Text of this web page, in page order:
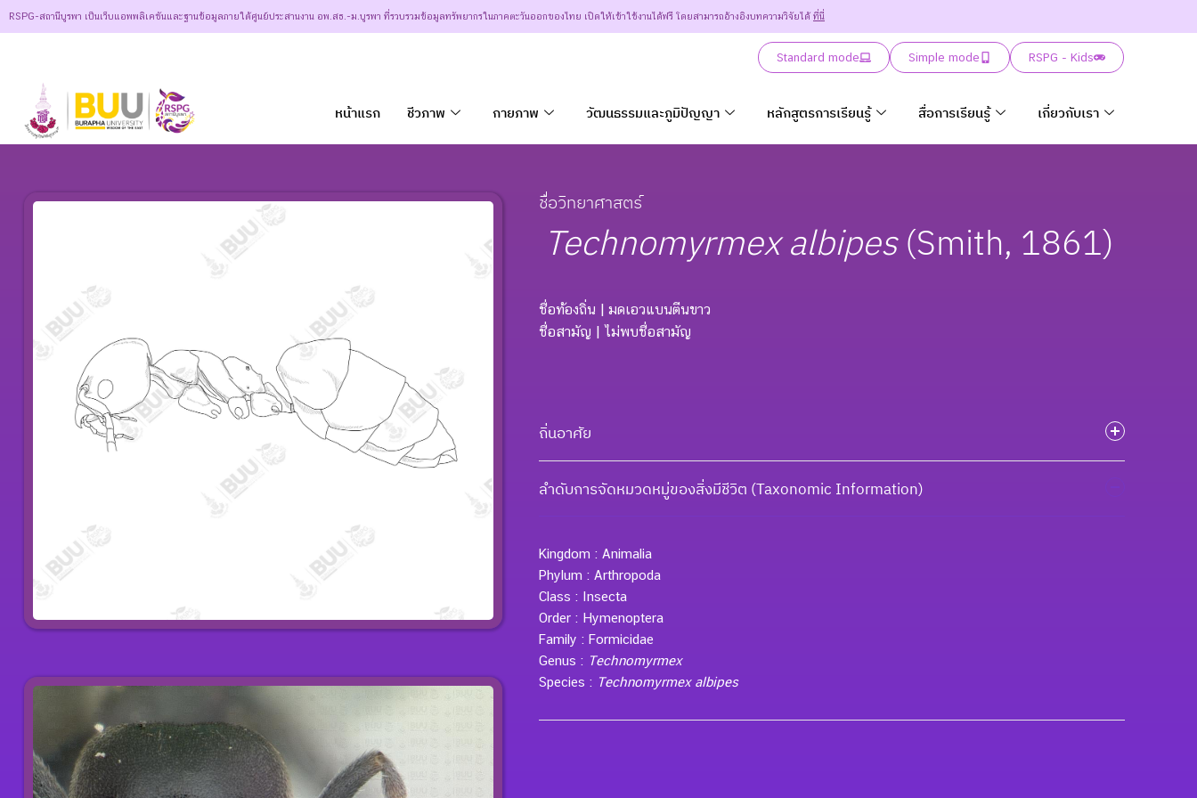
RSPG-สถานีบูรพา เป็นเว็บแอพพลิเคชันและฐานข้อมูลภายใต้ศูนย์ประสานงาน อพ.สธ.-ม.บูรพา ที่รวบรวมข้อมูลทรัพยากรในภาคตะวันออกของไทย เปิดให้เข้าใช้งานได้ฟรี โดยสามารถอ้างอิงบทความวิจัยได้ ที่นี่
Standard mode Simple mode RSPG - Kids
หน้าแรก ชีวภาพ กายภาพ วัฒนธรรมและภูมิปัญญา หลักสูตรการเรียนรู้ สื่อการเรียนรู้ เกี่ยวกับเรา
ชื่อวิทยาศาสตร์
Technomyrmex albipes (Smith, 1861)
ชื่อท้องถิ่น | มดเอวแบนตีนขาว
ชื่อสามัญ | ไม่พบชื่อสามัญ
ถิ่นอาศัย
ลำดับการจัดหมวดหมู่ของสิ่งมีชีวิต (Taxonomic Information)
Kingdom : Animalia
Phylum : Arthropoda
Class : Insecta
Order : Hymenoptera
Family : Formicidae
Genus : Technomyrmex
Species : Technomyrmex albipes